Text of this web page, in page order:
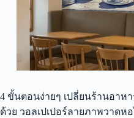
4 ขั้นตอนง่ายๆ เปลี่ยนร้านอาห
ด้วย วอลเปเปอร์ลายภาพวาดหอ